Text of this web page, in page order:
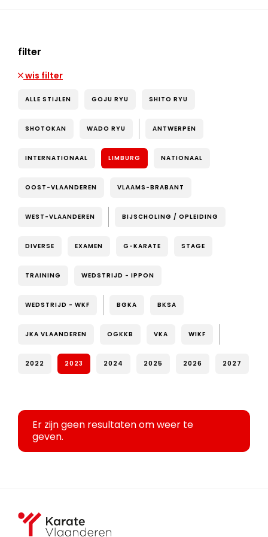
filter
wis filter
ALLE STIJLEN GOJU RYU SHITO RYU
SHOTOKAN WADO RYU ANTWERPEN
INTERNATIONAAL LIMBURG NATIONAAL
OOST-VLAANDEREN VLAAMS-BRABANT
WEST-VLAANDEREN BIJSCHOLING / OPLEIDING
DIVERSE EXAMEN G-KARATE STAGE
TRAINING WEDSTRIJD - IPPON
WEDSTRIJD - WKF BGKA BKSA
JKA VLAANDEREN OGKKB VKA WIKF
2022 2023 2024 2025 2026 2027
Er zijn geen resultaten om weer te
geven.